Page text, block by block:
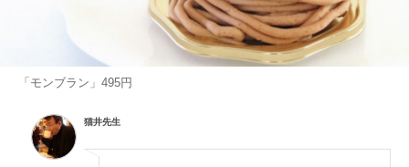
「モンブラン」495円
猫井先生